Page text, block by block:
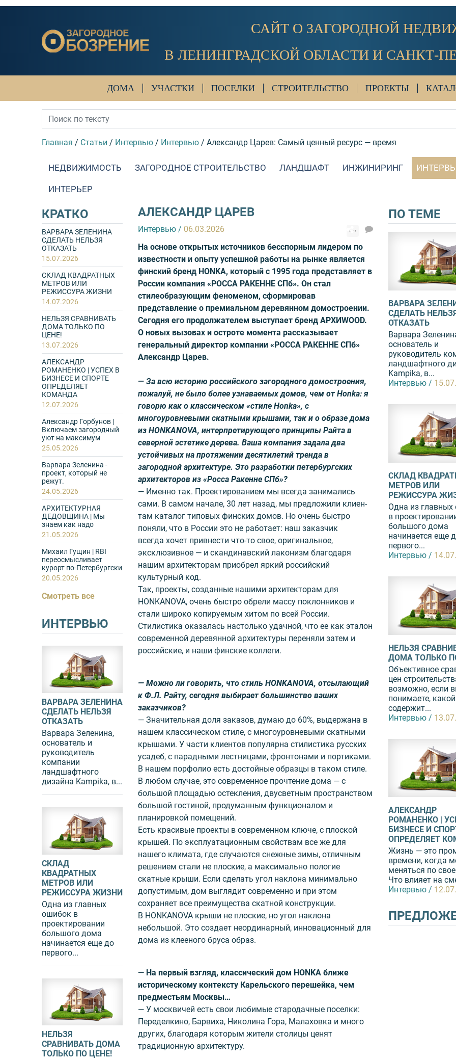
САЙТ О ЗАГОРОДНОЙ
В ЛЕНИНГРАДСКОЙ ОБЛАСТИ И САНКТ-
ДОМА УЧАСТКИ ПОСЕЛКИ СТРОИТЕЛЬСТВО ПРОЕКТЫ
Главная / Статьи / Интервью / Интервью / Александр Царев: Самый ценный ресурс — время
НЕДВИЖИМОСТЬ ЗАГОРОДНОЕ СТРОИТЕЛЬСТВО ЛАНДШАФТ ИНЖИНИРИНГ
ИНТЕРЬЕР
КРАТКО
ВАРВАРА ЗЕЛЕНИНА
СДЕЛАТЬ НЕЛЬЗЯ
ОТКАЗАТЬ
15.07.2026
СКЛАД КВАДРАТНЫХ
МЕТРОВ ИЛИ
РЕЖИССУРА ЖИЗНИ
14.07.2026
НЕЛЬЗЯ СРАВНИВАТЬ
ДОМА ТОЛЬКО ПО
ЦЕНЕ!
13.07.2026
АЛЕКСАНДР
РОМАНЕНКО | УСПЕХ В
БИЗНЕСЕ И СПОРТЕ
ОПРЕДЕЛЯЕТ
КОМАНДА
12.07.2026
Александр Горбунов |
Включаем загородный
уют на максимум
25.05.2026
Варвара Зеленина -
проект, который не
режут.
24.05.2026
АРХИТЕКТУРНАЯ
ДЕДОВЩИНА | Мы
знаем как надо
21.05.2026
Михаил Гущин | RBI
переосмысливает
курорт по-Петербургски
20.05.2026
Смотреть все
ИНТЕРВЬЮ
ВАРВАРА ЗЕЛЕНИНА
СДЕЛАТЬ НЕЛЬЗЯ
ОТКАЗАТЬ
Варвара Зеленина,
основатель и
руководитель
компании
ландшафтного
дизайна Kampika, в...
СКЛАД
КВАДРАТНЫХ
МЕТРОВ ИЛИ
РЕЖИССУРА ЖИЗНИ
Одна из главных
ошибок в
проектировании
большого дома
начинается еще до
первого...
НЕЛЬЗЯ
СРАВНИВАТЬ ДОМА
ТОЛЬКО ПО ЦЕНЕ!
АЛЕКСАНДР ЦАРЕВ
Интервью / 06.03.2026
На основе открытых источников бесспорным лидером по
известности и опыту успешной работы на рынке является
финский бренд HONKA, который с 1995 года представляет в
России компания «РОССА РАКЕННЕ СПб». Он стал
стилеобразующим феноменом, сформировав
представление о премиальном деревянном домостроении.
Сегодня его продолжателем выступает бренд АРХИWOOD.
О новых вызовах и остроте момента рассказывает
генеральный директор компании «РОССА РАКЕННЕ СПб»
Александр Царев.
— За всю историю российского загородного домострое­ния,
пожалуй, не было более узнаваемых домов, чем от Honka: я
говорю как о классическом «стиле Honka», с
многоуровневыми скатными крышами, так и о образе дома
из HONKANOVA, интерпретирующего принципы Райта в
северной эстетике дерева. Ваша компания задала два
устойчивых на протяжении десятилетий тренда в
загородной архитектуре. Это разработки петербургских
архитекторов из «Росса Ракенне СПб»?
— Именно так. Проектированием мы всегда занимались
сами. В самом начале, 30 лет назад, мы предложили клиен­
там каталог типовых финских домов. Но очень быстро
поняли, что в России это не работает: наш заказчик
всегда хочет привнести что-то свое, оригинальное,
эксклюзивное — и скандинавский лаконизм благодаря
нашим архитекторам приобрел яркий российский
культурный код.
Так, проекты, созданные нашими архитекторам для
HONKANOVA, очень быстро обрели массу поклонников и
стали широко копируемым хитом по всей России.
Стилистика оказалась настолько удачной, что ее как эталон
современной деревянной архитектуры переняли затем и
российские, и наши финские коллеги.
— Можно ли говорить, что стиль HONKANOVA, отсылаю­щий
к Ф.Л. Райту, сегодня выбирает большинство ваших
заказчиков?
— Значительная доля заказов, думаю до 60%, выдержана в
нашем классическом стиле, с многоуровневыми скатными
крышами. У части клиентов популярна стилистика русских
усадеб, с парадными лестницами, фронтонами и портиками.
В нашем порфолио есть достойные образцы в таком стиле.
В любом случае, это современное прочтение дома — с
большой площадью остекления, двусветным пространством
большой гостиной, продуманным функционалом и
планировкой помещений.
Есть красивые проекты в современном ключе, с плоской
крышей. По эксплуатационным свойствам все же для
нашего климата, где случаются снежные зимы, отличным
решением стали не плоские, а максимально пологие
скатные крыши. Если сделать угол наклона минимально
допустимым, дом выглядит современно и при этом
сохраняет все преимущества скатной конструкции.
В HONKANOVA крыши не плоские, но угол наклона
небольшой. Это создает неординарный, инновационный для
дома из клееного бруса образ.
— На первый взгляд, классический дом HONKA ближе
историческому контексту Карельского перешейка, чем
предместьям Москвы…
— У москвичей есть свои любимые стародачные поселки:
Переделкино, Барвиха, Николина Гора, Малаховка и много
других, благодаря которым жители столицы ценят
традицион­ную архитектуру.
ПО ТЕМЕ
ВАРВАРА
СДЕЛАТЬ
ОТКАЗАТЬ
Варвара
основатель и
руководитель
ландшафтного
Kampika, в...
Интервью /
СКЛАД
МЕТРОВ ИЛИ
РЕЖИССУРА
Одна из
в
большого дома
начинается еще
первого...
Интервью /
НЕЛЬЗЯ
ДОМА ТОЛЬКО
Объективное
цен
возможно, если
понимаете,
содержит...
Интервью /
АЛЕКСАНДР
РОМАНЕНКО |
БИЗНЕСЕ И
ОПРЕДЕЛЯЕТ
Жизнь — это
времени, когда
меняться по
Что влияет на
Интервью /